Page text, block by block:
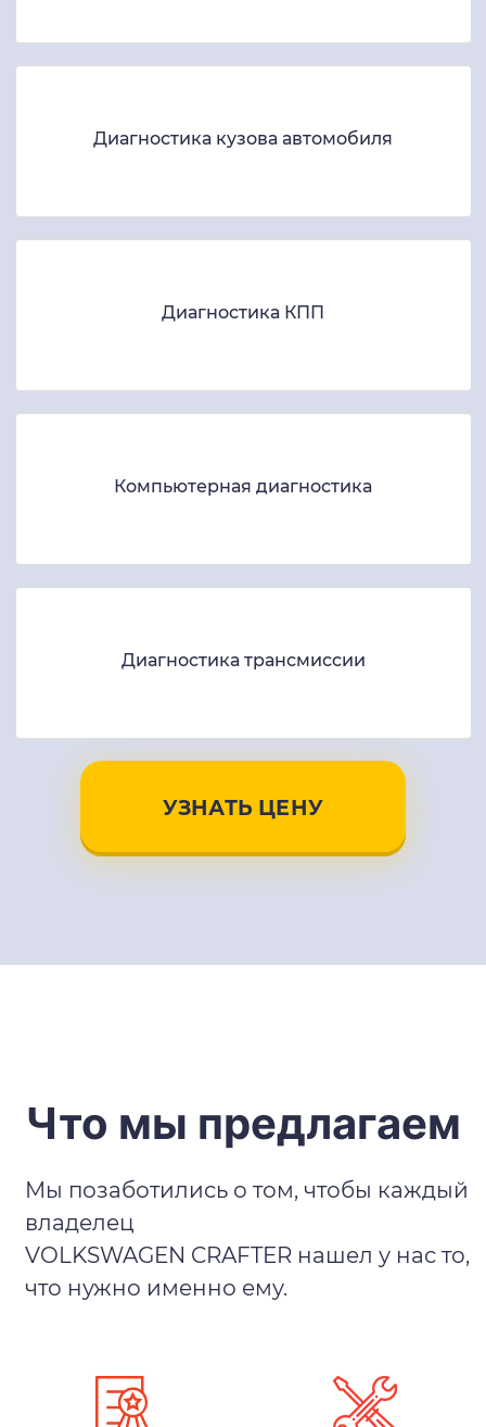
Диагностика кузова автомобиля
Диагностика КПП
Компьютерная диагностика
Диагностика трансмиссии
УЗНАТЬ ЦЕНУ
Что мы предлагаем
Мы позаботились о том, чтобы каждый
владелец
VOLKSWAGEN CRAFTER нашел у нас то,
что нужно именно ему.